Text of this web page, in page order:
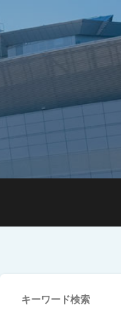
キーワード検索